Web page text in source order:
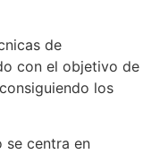
de
con el objetivo de
los
se centra en